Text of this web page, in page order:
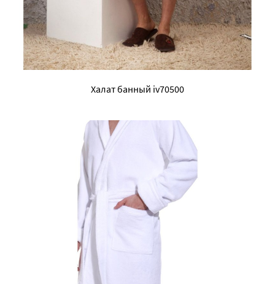
Халат банный iv70500